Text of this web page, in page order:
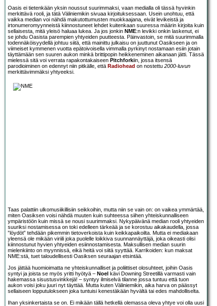
Oasis ei tietenkään yksin noussut suurimmaksi, vaan medialla oli tässä hyvinkin
merkittävä rooli, ja tätä Väliniemikin sivuaa kirjoituksessaan. Usein unohtuu, että
vaikka median voi nähdä makutottumusten muokkaajana, eivät levikeistä ja
irtonumeromyynneistä kiinnostuneet lehdet kuitenkaan suuressa määrin kirjoita kuin
sellaisesta, mitä yleisö haluaa lukea. Ja jos jonkin NME:n levikki onkin laskenut, ei
se johdu Oasista parempien yhtyeiden puutteesta. Päinvastoin, se mitä suurimmalla
todennäköisyydellä johtuu siitä, että mainittu julkaisu on juuttunut Oasikseen ja on
viimeiset kymmenen vuotta epätoivoisella vimmalla pyrkinyt nostamaan esiin jotain
täyttämään sen suuren aukon minkä brittipopin heikkeneminen aikanaan jätti. Tässä
mielessä sitä voi verrata rapakontakaiseen Pitchforkiin, jossa itsensä
parodioiminen on edennyt niin pitkälle, että Radiohead on nostettu 2000-luvun
merkittävimmäksi yhtyeeksi.
Taas palattiin ulkomusiikillisiin seikkoihin, mutta niin se vain on: on vaikea ymmärtää,
miten Oasiksen voisi nähdä muuten kuin suhteessa siihen yhteiskunnalliseen
ympäristöön kuin missä se nousi suurimmaksi. Nykypäivänä median rooli yhtyeiden
suuriksi nostamisessa on toki edelleen tärkeää ja se korostuu aikakaudella, jossa
”löydöt” tehdään pikemmin tietoverkoista kuin keikkapaikoilta. Mutta ei mediakaan
yleensä ole mikään viriili joka puolelle loikkiva suunnannäyttäjä, joka oikeasti olisi
kiinnostunut hyvien yhtyeiden esiinnostamisesta. Maksullisen median suurin
mielenkiinto on myynnissä, eikä heitä voi siitä syyttää. Karrikoiden: kun maksat
NME:stä, tuet taloudellisesti Oasiksen seuraajan etsintää.
Jos jättää huomioimatta ne yhteiskunnalliset ja poliittiset olosuhteet, joihin Oasis
syntyi ja joista se myös yritti hyötyä – Noel kävi Downing Streetillä varmasti vain
hakemassa sisustusvinkkejä! – syntyy ilmiselvä tilanne jossa tuntuu että tuon
aukon voisi joku juuri nyt täyttää. Mutta kuten Väliniemikin, aika harva on päässyt
sellaiseen lopputulokseen joka tuntuisi kenestäkään hyvältä tai edes mahdolliselta.
Ihan yksinkertaista se on. Ei mikään tällä hetkellä olemassa oleva yhtye voi olla uusi